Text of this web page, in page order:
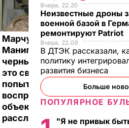
Марчук:
Манипуляция с
черными ящиками –
это сверхочевидные
попытки России
воспрепятствовать
объективному
расследованию
"Кто
будет
ОБСЕ
Видео
Вчера, 22.20
Неизвестные дроны
военной базой в
ремонтируют Patriot
Вчера, 22.09
В ДТЭК рассказали,
политику
развития бизнеса
Больше
ПОПУЛЯРНОЕ
"Я не привык